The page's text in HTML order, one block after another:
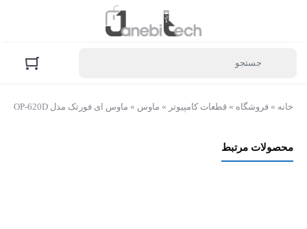
خانه » فروشگاه » قطعات کامپیوتر » ماوس » ماوس ای فورتک مدل OP-620D
محصولات مرتبط